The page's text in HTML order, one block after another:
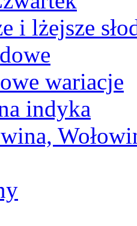
i lżejsze
wariacje
indyka